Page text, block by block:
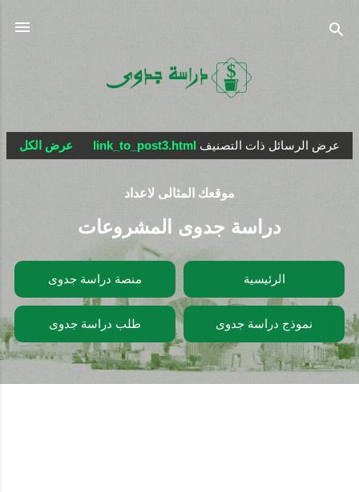
ا
ر
ك
ت
عرض الرسائل ذات التصنيف link_to_post3.html عرض الكل
موقعك المثالى لاعداد
دراسة جدوى المشروعات
الرئيسية منصة دراسة جدوى
نموذج دراسة جدوى طلب دراسة جدوى